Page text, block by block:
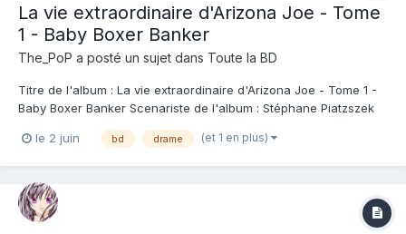
La vie extraordinaire d'Arizona Joe - Tome
1 - Baby Boxer Banker
The_PoP a posté un sujet dans Toute la BD
Titre de l'album : La vie extraordinaire d'Arizona Joe - Tome 1 -
Baby Boxer Banker Scenariste de l'album : Stéphane Piatzszek
Meddour Editeur de l'album : Grand Angle Note : Résumé de
le 2 juin bd drame (et 1 en plus)